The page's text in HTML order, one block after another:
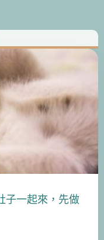
子一起來，先做